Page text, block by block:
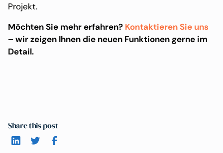
Projekt.
Möchten Sie mehr erfahren? Kontaktieren Sie uns
– wir zeigen Ihnen die neuen Funktionen gerne im
Detail.
Share this post